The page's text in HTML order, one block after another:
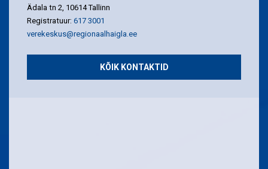
Ädala tn 2, 10614 Tallinn
Registratuur: 617 3001
verekeskus@regionaalhaigla.ee
KÕIK KONTAKTID